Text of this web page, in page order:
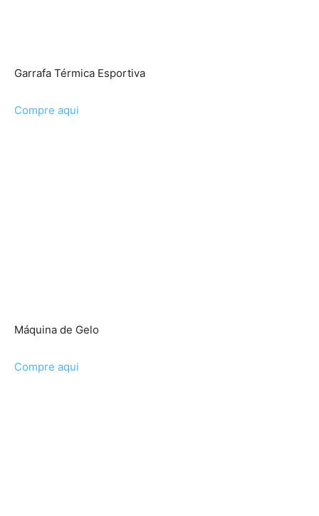
Garrafa Térmica Esportiva
Compre aqui
Máquina de Gelo
Compre aqui